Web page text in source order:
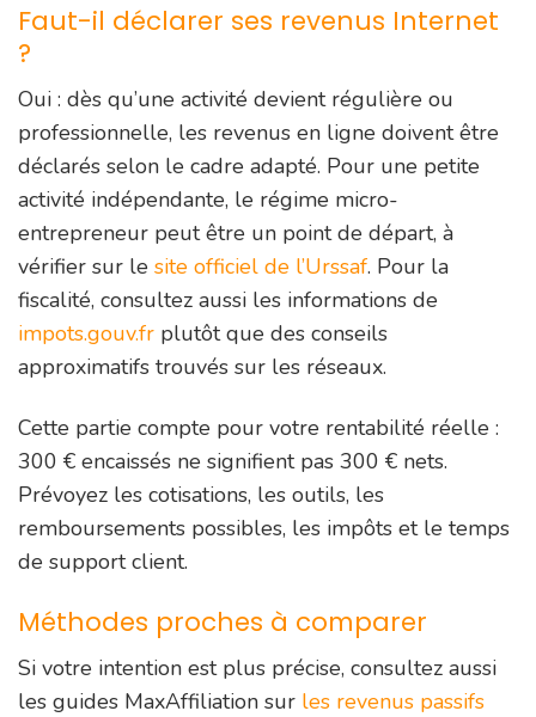
Faut-il déclarer ses revenus Internet
?
Oui : dès qu’une activité devient régulière ou
professionnelle, les revenus en ligne doivent être
déclarés selon le cadre adapté. Pour une petite
activité indépendante, le régime micro-
entrepreneur peut être un point de départ, à
vérifier sur le site officiel de l’Urssaf. Pour la
fiscalité, consultez aussi les informations de
impots.gouv.fr plutôt que des conseils
approximatifs trouvés sur les réseaux.
Cette partie compte pour votre rentabilité réelle :
300 € encaissés ne signifient pas 300 € nets.
Prévoyez les cotisations, les outils, les
remboursements possibles, les impôts et le temps
de support client.
Méthodes proches à comparer
Si votre intention est plus précise, consultez aussi
les guides MaxAffiliation sur les revenus passifs